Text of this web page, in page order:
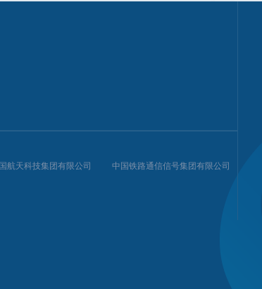
航天科技集团有限公司
中国铁路通信信号集团有限公司